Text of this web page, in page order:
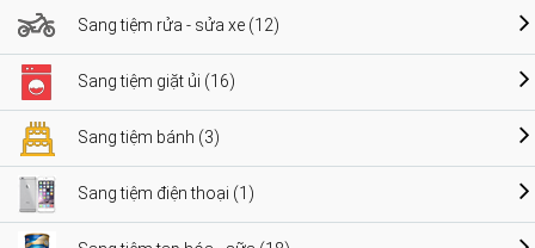
Sang tiệm rửa - sửa xe (12)
Sang tiệm giặt ủi (16)
Sang tiệm bánh (3)
Sang tiệm điện thoại (1)